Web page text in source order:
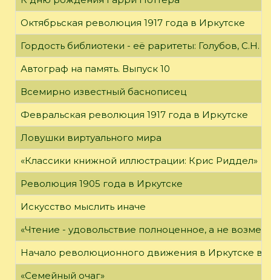
Октябрьская революция 1917 года в Иркутске
Гордость библиотеки - её раритеты: Голубов, С.Н.
Автограф на память. Выпуск 10
Всемирно известный баснописец
Февральская революция 1917 года в Иркутске
Ловушки виртуального мира
«Классики книжной иллюстрации: Крис Риддел»
Революция 1905 года в Иркутске
Искусство мыслить иначе
«Чтение - удовольствие полноценное, а не
Начало революционного движения в Иркутске в
«Семейный очаг»